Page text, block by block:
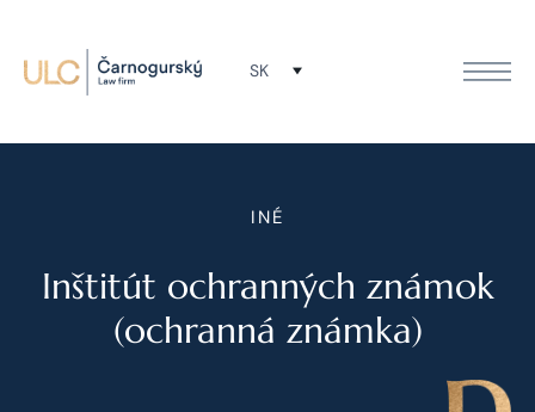
SK
INÉ
Inštitút ochranných známok
(ochranná známka)